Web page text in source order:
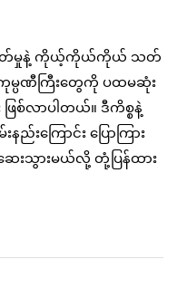
လူသတ်မှုနဲ့ ကိုယ့်ကိုယ်ကိုယ် သတ်
မ္ပဏီကြီးတွေကို ပထမဆုံး
စ်လာပါတယ်။ ဒီကိစ္စနဲ့
းကြောင်း ပြောကြား
ေးသွားမယ်လို့ တုံ့ပြန်ထား